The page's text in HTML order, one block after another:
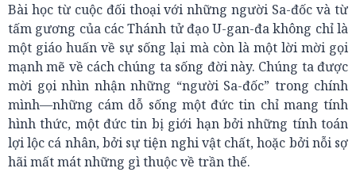
Bài học từ cuộc đối thoại với những người Sa-đốc và từ
tấm gương của các Thánh tử đạo U-gan-đa không chỉ là
một giáo huấn về sự sống lại mà còn là một lời mời gọi
mạnh mẽ về cách chúng ta sống đời này. Chúng ta được
mời gọi nhìn nhận những “người Sa-đốc” trong chính
mình—những cám dỗ sống một đức tin chỉ mang tính
hình thức, một đức tin bị giới hạn bởi những tính toán
lợi lộc cá nhân, bởi sự tiện nghi vật chất, hoặc bởi nỗi sợ
hãi mất mát những gì thuộc về trần thế.